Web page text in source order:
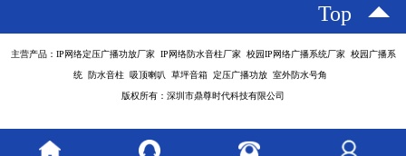
Top
主营产品：IP网络定压广播功放厂家 IP网络防水音柱厂家 校园IP网络广播系统厂家 校园广播系
统 防水音柱 吸顶喇叭 草坪音箱 定压广播功放 室外防水号角
版权所有：深圳市鼎尊时代科技有限公司